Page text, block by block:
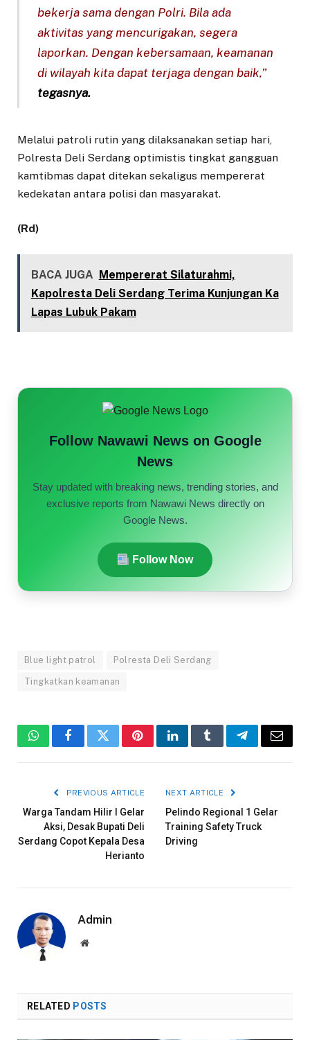
bekerja sama dengan Polri. Bila ada
aktivitas yang mencurigakan, segera
laporkan. Dengan kebersamaan, keamanan
di wilayah kita dapat terjaga dengan baik,”
tegasnya.
Melalui patroli rutin yang dilaksanakan setiap hari,
Polresta Deli Serdang optimistis tingkat gangguan
kamtibmas dapat ditekan sekaligus mempererat
kedekatan antara polisi dan masyarakat.
(Rd)
BACA JUGA Mempererat Silaturahmi,
Kapolresta Deli Serdang Terima Kunjungan Ka
Lapas Lubuk Pakam
Follow Nawawi News on Google
News
Stay updated with breaking news, trending stories, and
exclusive reports from Nawawi News directly on
Google News.
Follow Now
Blue light patrol Polresta Deli Serdang
Tingkatkan keamanan
WhatsAppFacebookTwitterPinterestLinkedInTumblrTelegramEmail
PREVIOUS ARTICLE
Warga Tandam Hilir I Gelar
Aksi, Desak Bupati Deli
Serdang Copot Kepala Desa
Herianto
NEXT ARTICLE
Pelindo Regional 1 Gelar
Training Safety Truck
Driving
Admin
Website
RELATED POSTS